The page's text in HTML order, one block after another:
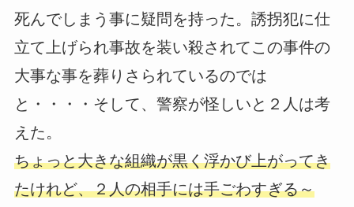
死んでしまう事に疑問を持った。誘拐犯に仕
立て上げられ事故を装い殺されてこの事件の
大事な事を葬りさられているのでは
と・・・・そして、警察が怪しいと２人は考
えた。
ちょっと大きな組織が黒く浮かび上がってき
たけれど、２人の相手には手ごわすぎる～